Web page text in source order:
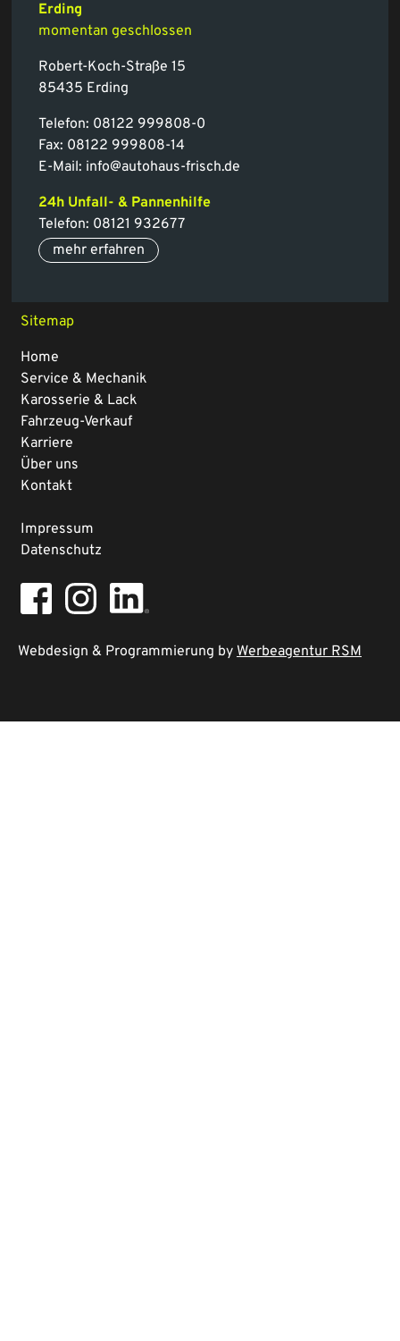
Erding
momentan geschlossen
Robert-Koch-Straße 15
85435 Erding
Telefon: 08122 999808-0
Fax: 08122 999808-14
E-Mail: info@autohaus-frisch.de
24h Unfall- & Pannenhilfe
Telefon: 08121 932677
mehr erfahren
Sitemap
Home
Service & Mechanik
Karosserie & Lack
Fahrzeug-Verkauf
Karriere
Über uns
Kontakt
Impressum
Datenschutz
Webdesign & Programmierung by Werbeagentur RSM